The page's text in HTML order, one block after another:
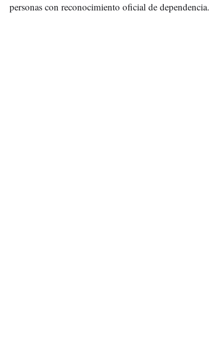
personas con reconocimiento oficial de dependencia.